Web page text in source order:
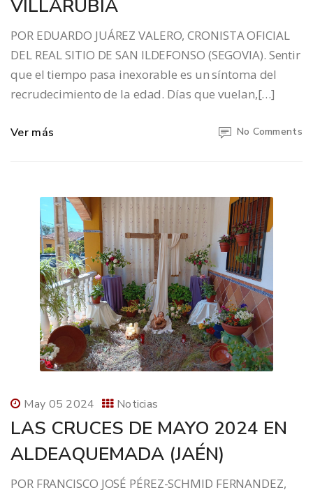
VILLARUBIA
POR EDUARDO JUÁREZ VALERO, CRONISTA OFICIAL
DEL REAL SITIO DE SAN ILDEFONSO (SEGOVIA). Sentir
que el tiempo pasa inexorable es un síntoma del
recrudecimiento de la edad. Días que vuelan,[…]
Ver más No Comments
May 05 2024 Noticias
LAS CRUCES DE MAYO 2024 EN
ALDEAQUEMADA (JAÉN)
POR FRANCISCO JOSÉ PÉREZ-SCHMID FERNANDEZ,